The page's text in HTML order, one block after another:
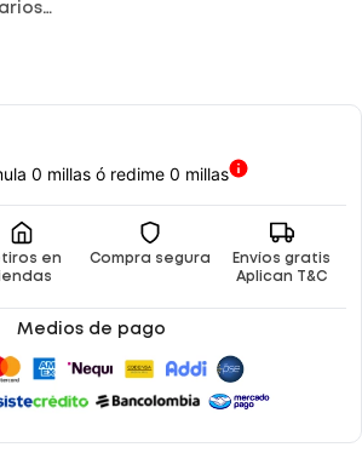
0 millas ó redime 0 millas
en
Compra segura
Envíos gratis
Aplican T&C
Medios de pago